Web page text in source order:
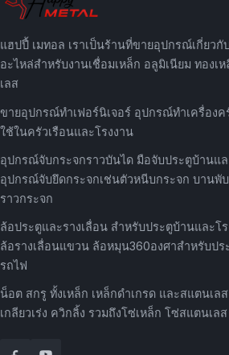
แฮปปี้ เมทอล เราเป็นร้านที่ขายอุปกรณ์เกี่ยวกั
อะไหล่สำหรับงานเชื่อมเหล็ก อลูมิเนียม ทองเ
เลส
ขายอุปกรณ์ทำเฟอร์นิเจอร์ อุปกรณ์ทำเครื่องค
ใช้ในครัวเรือนและโรงงาน
อุปกรณ์จับกระจกราวบันได มือจับประตูบ้านแ
อุปกรณ์จับยึดกระจกเช่นตัวหนีบกระจก บานพั
ราวกระจก
ล้อประตูและรางเลื่อน สำหรับประตูบ้านและโ
ล้อรางเลื่อนแขวน ล้อหมุน360องศาสำหรับปร
รถไฟ
น็อต สกรู ทั้งเหล็ก เหล็กดำเกรด และสแตนเ
เกลียวเร่ง ควิกลิ้ง รวมถึงโซ่เหล็ก โซ่สแตนเลส